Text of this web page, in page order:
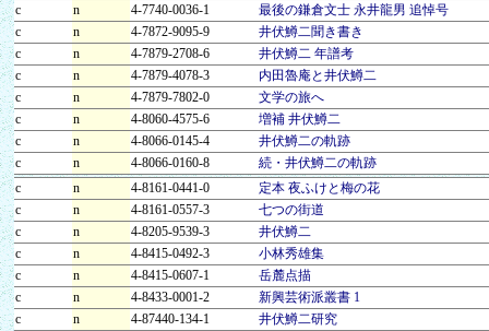
c
n 4-7740-0036-1
最後の鎌倉文士 永井龍男 追悼号
c
n 4-7872-9095-9
井伏鱒二聞き書き
c
n 4-7879-2708-6
井伏鱒二 年譜考
c
n 4-7879-4078-3
内田魯庵と井伏鱒二
c
n 4-7879-7802-0
文学の旅へ
c
n 4-8060-4575-6
増補 井伏鱒二
c
n 4-8066-0145-4
井伏鱒二の軌跡
c
n 4-8066-0160-8
続・井伏鱒二の軌跡
c
n 4-8161-0441-0
定本 夜ふけと梅の花
c
n 4-8161-0557-3
七つの街道
c
n 4-8205-9539-3
井伏鱒二
c
n 4-8415-0492-3
小林秀雄集
c
n 4-8415-0607-1
岳麓点描
c
n 4-8433-0001-2
新興芸術派叢書 1
c
n 4-87440-134-1
井伏鱒二研究